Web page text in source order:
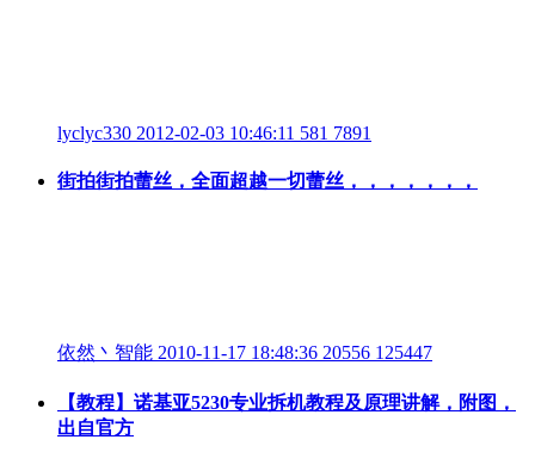
lyclyc330 2012-02-03 10:46:11 581 7891
街拍街拍蕾丝，全面超越一切蕾丝，，，，，，，
依然丶智能 2010-11-17 18:48:36 20556 125447
【教程】诺基亚5230专业拆机教程及原理讲解，附图，
出自官方